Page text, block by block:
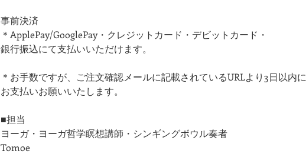
事前決済
＊ApplePay/GooglePay・クレジットカード・デビットカード・
銀行振込にて支払いいただけます。
＊お手数ですが、ご注文確認メールに記載されているURLより3日以内に
お支払いお願いいたします。​
■担当
ヨーガ・ヨーガ哲学瞑想講師・シンギングボウル奏者
Tomoe